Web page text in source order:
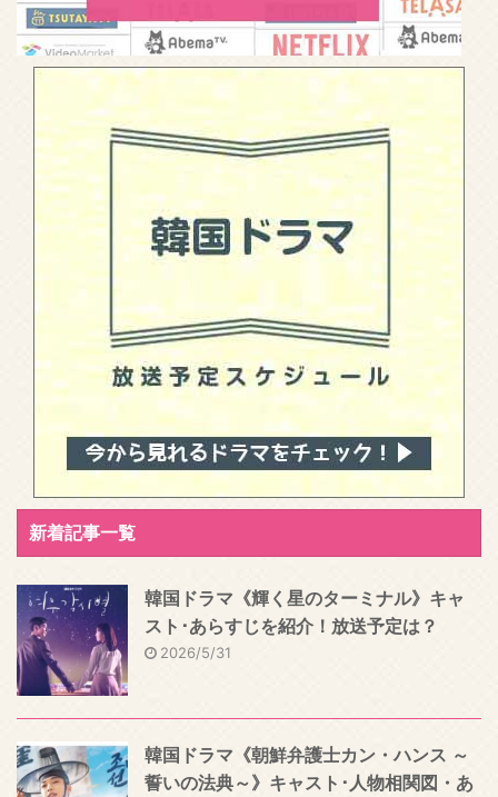
新着記事一覧
韓国ドラマ《輝く星のターミナル》キャ
スト･あらすじを紹介！放送予定は？
2026/5/31
韓国ドラマ《朝鮮弁護士カン・ハンス ～
誓いの法典～》キャスト･人物相関図・あ